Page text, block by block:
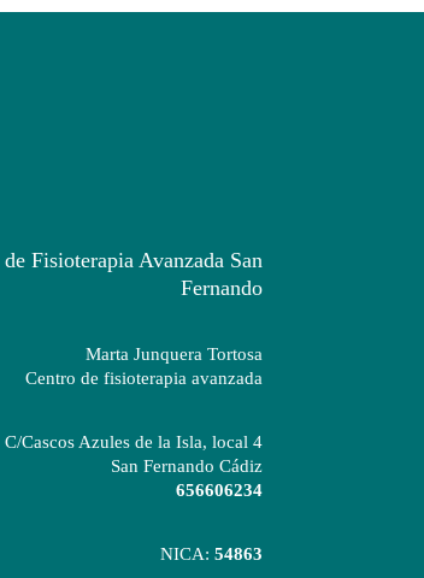
Fisioterapia Avanzada San
Fernando
Marta Junquera Tortosa
Centro de fisioterapia avanzada
C/Cascos Azules de la Isla, local 4
San Fernando Cádiz
656606234
NICA: 54863